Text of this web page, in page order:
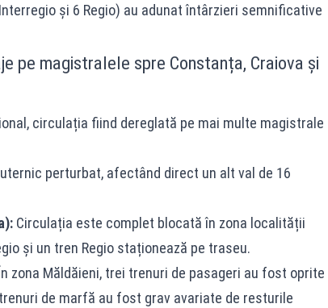
și 6 Regio) au adunat întârzieri semnificative
pe magistralele spre Constanța, Craiova și
circulația fiind dereglată pe mai multe magistrale
perturbat, afectând direct un alt val de 16
Circulația este complet blocată în zona localității
și un tren Regio staționează pe traseu.
zona Măldăieni, trei trenuri de pasageri au fost oprite
de marfă au fost grav avariate de resturile